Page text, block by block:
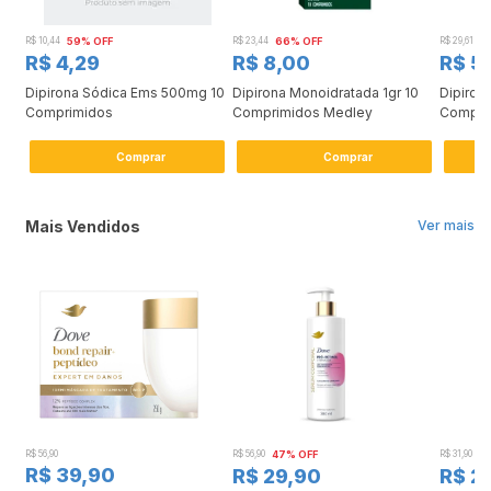
R$ 10,44 59% OFF
R$ 4,29
Dipirona Sódica Ems 500mg 10
Comprimidos
Comprar
R$ 23,44 66% OFF
R$ 8,00
Dipirona Monoidratada 1gr 10
Comprimidos Medley
Comprar
R$ 29,61
R$
Ver mais
Mais Vendidos
R$ 56,90
R$ 39,90
R$ 56,90 47% OFF
R$ 29,90
R$ 31,90
R$